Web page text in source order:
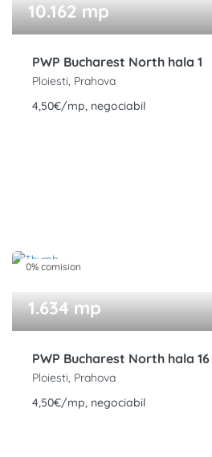
10.162 mp
PWP Bucharest North hala 1
Ploiesti, Prahova
4,50€/mp, negociabil
0% comision
1.634 mp
PWP Bucharest North hala 16
Ploiesti, Prahova
4,50€/mp, negociabil